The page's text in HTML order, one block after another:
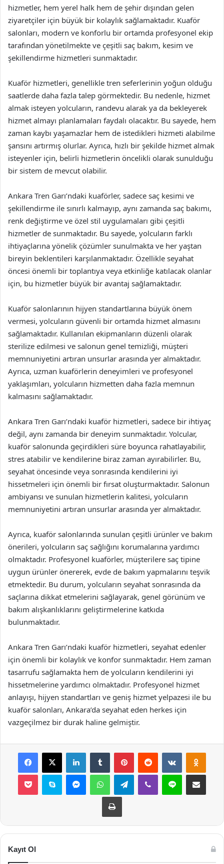
hizmetler, hem yerel halk hem de şehir dışından gelen
ziyaretçiler için büyük bir kolaylık sağlamaktadır. Kuaför
salonları, modern ve konforlu bir ortamda profesyonel ekip
tarafından yönetilmekte ve çeşitli saç bakım, kesim ve
şekillendirme hizmetleri sunmaktadır.
Kuaför hizmetleri, genellikle tren seferlerinin yoğun olduğu
saatlerde daha fazla talep görmektedir. Bu nedenle, hizmet
almak isteyen yolcuların, randevu alarak ya da bekleyerek
hizmet almayı planlamaları faydalı olacaktır. Bu sayede, hem
zaman kaybı yaşamazlar hem de istedikleri hizmeti alabilme
şansını artırmış olurlar. Ayrıca, hızlı bir şekilde hizmet almak
isteyenler için, belirli hizmetlerin öncelikli olarak sunulduğu
bir sistem de mevcut olabilir.
Ankara Tren Garı’ndaki kuaförler, sadece saç kesimi ve
şekillendirme ile sınırlı kalmayıp, aynı zamanda saç bakımı,
renk değiştirme ve özel stil uygulamaları gibi çeşitli
hizmetler de sunmaktadır. Bu sayede, yolcuların farklı
ihtiyaçlarına yönelik çözümler sunulmakta ve her yaştan
bireyin beklentileri karşılanmaktadır. Özellikle seyahat
öncesi önemli bir toplantıya veya etkinliğe katılacak olanlar
için, bu hizmetler büyük bir avantaj sağlamaktadır.
Kuaför salonlarının hijyen standartlarına büyük önem
vermesi, yolcuların güvenli bir ortamda hizmet almasını
sağlamaktadır. Kullanılan ekipmanların düzenli olarak
sterilize edilmesi ve salonun genel temizliği, müşteri
memnuniyetini artıran unsurlar arasında yer almaktadır.
Ayrıca, uzman kuaförlerin deneyimleri ve profesyonel
yaklaşımları, yolcuların hizmetten daha fazla memnun
kalmasını sağlamaktadır.
Ankara Tren Garı’ndaki kuaför hizmetleri, sadece bir ihtiyaç
değil, aynı zamanda bir deneyim sunmaktadır. Yolcular,
kuaför salonunda geçirdikleri süre boyunca rahatlayabilir,
stres atabilir ve kendilerine biraz zaman ayırabilirler. Bu,
seyahat öncesinde veya sonrasında kendilerini iyi
hissetmeleri için önemli bir fırsat oluşturmaktadır. Salonun
ambiyansı ve sunulan hizmetlerin kalitesi, yolcuların
memnuniyetini artıran unsurlar arasında yer almaktadır.
Ayrıca, kuaför salonlarında sunulan çeşitli ürünler ve bakım
önerileri, yolcuların saç sağlığını korumalarına yardımcı
olmaktadır. Profesyonel kuaförler, müşterilere saç tipine
uygun ürünler önererek, evde de bakım yapmalarını teşvik
etmektedir. Bu durum, yolcuların seyahat sonrasında da
saçlarına dikkat etmelerini sağlayarak, genel görünüm ve
bakım alışkanlıklarını geliştirmelerine katkıda
bulunmaktadır.
Ankara Tren Garı’ndaki kuaför hizmetleri, seyahat edenler
için önemli bir kolaylık ve konfor sunmaktadır. Hem zaman
tasarrufu sağlamakta hem de yolcuların kendilerini iyi
hissetmelerine yardımcı olmaktadır. Profesyonel hizmet
anlayışı, hijyen standartları ve geniş hizmet yelpazesi ile bu
kuaför salonları, Ankara’da seyahat eden herkes için
vazgeçilmez bir durak haline gelmiştir.
Facebook
X LinkedInTumblr PinterestReddit VKontakte
Pocket Skype MessengerWhatsAppTelegramViber Line E-Posta ile
Yazdır
Kayıt Ol